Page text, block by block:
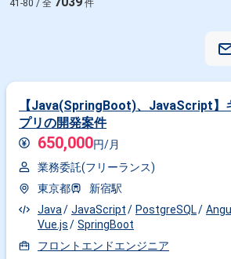
41-80 / 全
件
【Java(SpringBoot)、JavaScript】
プリの開発案件
650,000円/月
業務委託(フリーランス)
東京都
新宿駅
Java
JavaScript PostgreSQL
Vue.js
SpringBoot
フロントエンドエンジニア